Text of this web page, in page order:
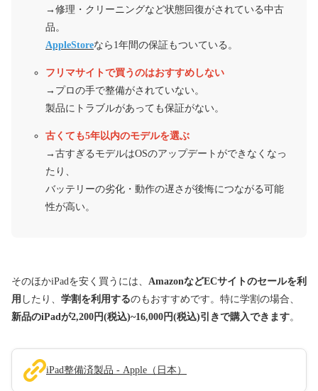
→修理・クリーニングなど状態回復がされている中古
品。
AppleStoreなら1年間の保証もついている。
フリマサイトで買うのはおすすめしない
→プロの手で整備がされていない。
製品にトラブルがあっても保証がない。
古くても5年以内のモデルを選ぶ
→古すぎるモデルはOSのアップデートができなくなっ
たり、
バッテリーの劣化・動作の遅さが後悔につながる可能
性が高い。
そのほかiPadを安く買うには、 AmazonなどECサイトのセールを利
用 したり、 学割を利用するのもおすすめです。特に学割の場合、
新品のiPadが2,200円(税込)~16,000円(税込)引きで購入できます。
iPad整備済製品 - Apple（日本）